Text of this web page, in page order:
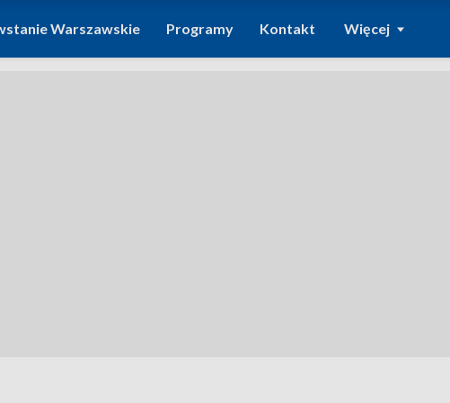
Warszawskie Programy Kontakt Więcej